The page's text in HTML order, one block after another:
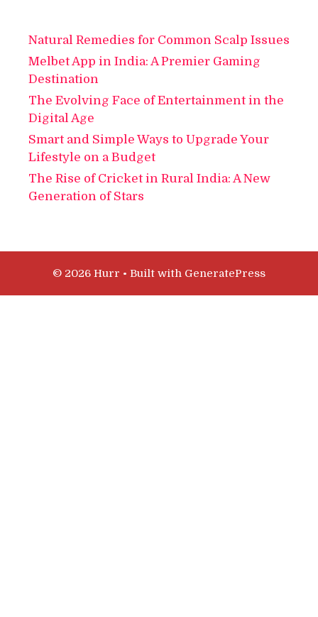
Natural Remedies for Common Scalp Issues
Melbet App in India: A Premier Gaming
Destination
The Evolving Face of Entertainment in the
Digital Age
Smart and Simple Ways to Upgrade Your
Lifestyle on a Budget
The Rise of Cricket in Rural India: A New
Generation of Stars
© 2026 Hurr • Built with GeneratePress